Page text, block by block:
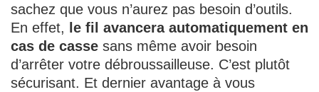
sachez que vous n’aurez pas besoin d’outils.
En effet, le fil avancera automatiquement en
cas de casse sans même avoir besoin
d’arrêter votre débroussailleuse. C’est plutôt
sécurisant. Et dernier avantage à vous